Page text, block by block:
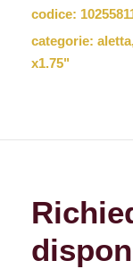
codice:
categorie: aletta
x1.75"